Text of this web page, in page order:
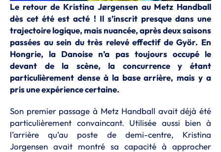
Le retour de Kristina Jørgensen au Metz Handball
dès cet été est acté ! Il s’inscrit presque dans une
trajectoire logique, mais nuancée, après deux saisons
passées au sein du très relevé effectif de Györ. En
Hongrie, la Danoise n’a pas toujours occupé le
devant de la scène, la concurrence y étant
particulièrement dense à la base arrière, mais y a
pris une expérience certaine.
Son premier passage à Metz Handball avait déjà été
particulièrement convaincant. Utilisée aussi bien à
l’arrière qu’au poste de demi-centre, Kristina
Jorgensen avait montré sa capacité à approcher